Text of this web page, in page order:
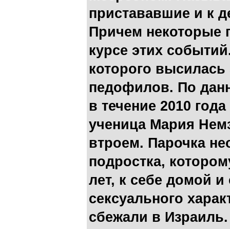
пристававшие и к
Причем некоторые
курсе этих
которого
педофилов. По
в течение 2010
ученица Мария
втроем. Парочка
подростка,
лет, к себе домой
сексуального
сбежали в Израиль.